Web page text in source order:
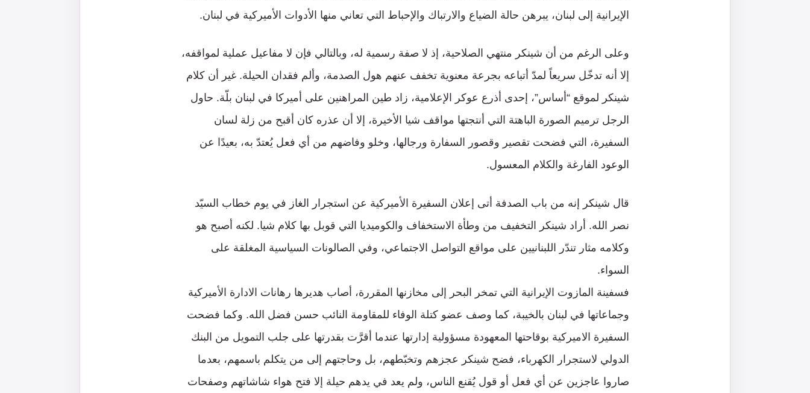
الإيرانية إلى لبنان، يبرهن حالة الضياع والارتباك والإحباط التي تعاني منها الأدوات الأميركية في لبنان.
وعلى الرغم من أن شينكر منتهي الصلاحية، إذ لا صفة رسمية له، وبالتالي فإن لا مفاعيل عملية لمواقفه،
إلا أنه تدخّل سريعاً لمدّ أتباعه بجرعة معنوية تخفف عنهم هول الصدمة، وألم فقدان الحيلة. غير أن كلام
شينكر لموقع “أساس”، إحدى أذرع عوكر الإعلامية، زاد طين المراهنين على أميركا في لبنان بلّة. حاول
الرجل ترميم الصورة الباهتة التي أنتجتها مواقف شيا الأخيرة، إلا أن عذره كان أقبح من زلة لسان
السفيرة، التي فضحت تقصير وقصور السفارة ورجالها، وخلو وفاضهم من أي فعل يُعتدّ به، بعيدًا عن
الوعود الفارغة والكلام المعسول.
قال شينكر إنه من باب الصدفة أتى إعلان السفيرة الأميركية عن استجرار الغاز في يوم خطاب السيّد
نصر الله. أراد شينكر التخفيف من وطأة الاستخفاف والكوميديا التي قوبل بها كلام شيا. لكنه أصبح هو
وكلامه مثار تندّر اللبنانيين على مواقع التواصل الاجتماعي، وفي الصالونات السياسية المغلقة على
السواء.
فسفينة المازوت الإيرانية التي تمخر البحر إلى مخازنها المقررة، أصاب هديرها رهانات الادارة الأميركية
وجماعاتها في لبنان بالخيبة، كما وصف عضو كتلة الوفاء للمقاومة النائب حسن فضل الله. وكما فضحت
السفيرة الاميركية بوقاحتها المعهودة مسؤولية إدارتها عندما أقرَّت بقدرتها على جلب التمويل من البنك
الدولي لاستجرار الكهرباء، فضح شينكر عجزهم وتخبّطهم، بل وحاجتهم إلى من يتكلم باسمهم، بعدما
صاروا عاجزين عن أي فعل أو قول يُقنع الناس، ولم يعد في يدهم حيلة إلا فتح هواء شاشاتهم وصفحات